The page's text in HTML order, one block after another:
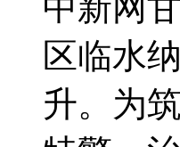
区临水
升。为